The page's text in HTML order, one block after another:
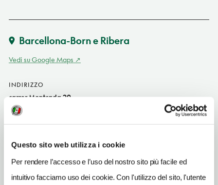
Questo sito web utilizza i cookie
Per rendere l’accesso e l’uso del nostro sito più facile ed
intuitivo facciamo uso dei cookie. Con l'utilizzo del sito, l'utente
Barcellona-Born e Ribera
Vedi su Google Maps
INDIRIZZO
carrer Montcada 20
Barcellona-Born e Ribera ES
palaudalmases.com/home/es
TELEFONO